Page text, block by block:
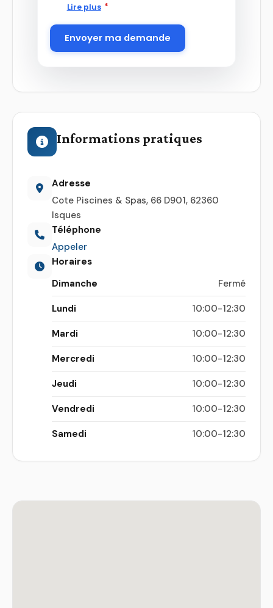
Lire plus *
Envoyer ma demande
Informations pratiques
Adresse
Cote Piscines & Spas, 66 D901, 62360
Isques
Téléphone
Appeler
Horaires
Dimanche
Fermé
Lundi 10:00-12:30
Mardi 10:00-12:30
Mercredi 10:00-12:30
Jeudi 10:00-12:30
Vendredi 10:00-12:30
Samedi 10:00-12:30